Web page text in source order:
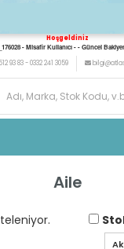
Hoşgeldiniz
- Misafir Kullanıcı - - Güncel
93 83 - 0332 241 3059
Aile